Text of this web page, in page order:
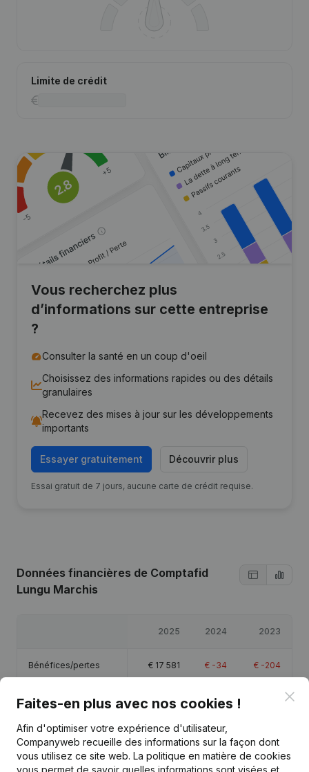
Limite de crédit
Vous recherchez plus
d’informations sur cette entreprise
?
Consulter la santé en un coup d'oeil
Choisissez des informations rapides ou des détails
granulaires
Recevez des mises à jour sur les développements
importants
Essayer gratuitement Découvrir plus
Essai gratuit de 7 jours, aucune carte de crédit requise.
Données financières de Comptafid
Lungu Marchis
2025 2024 2023
Bénéfices/pertes € 17 581 € -34 € -204
Capitaux propres €18 342 €761
Marge brute €59 139 €53
Faites-en plus avec nos cookies !
Afin d'optimiser votre expérience d'utilisateur,
Companyweb recueille des informations sur la façon dont
vous utilisez ce site web. La politique en matière de cookies
vous permet de savoir quelles informations sont visées et